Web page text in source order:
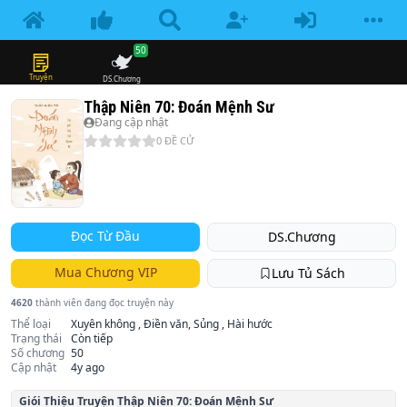
Truyện DS.Chương
50
Thập Niên 70: Đoán Mệnh Sư
Đang cập nhật
0 ĐỀ CỬ
Đọc Từ Đầu DS.Chương
Mua Chương VIP Lưu Tủ Sách
4620 thành viên đang đọc truyện này
Thể loại
Xuyên không , Điền văn, Sủng , Hài hước
Trạng thái
Còn tiếp
Số chương 50
Cập nhật
4y ago
Giói Thiệu Truyện Thập Niên 70: Đoán Mệnh Sư